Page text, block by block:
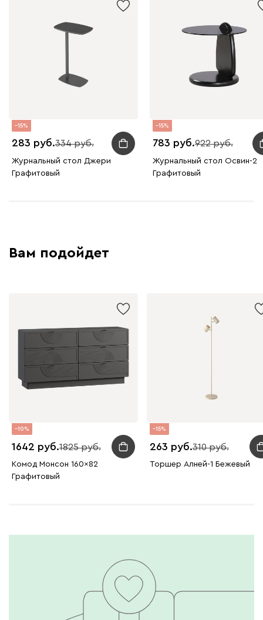
15
283 334
Журнальный стол Джери
Графитовый
15
783 922
Журнальный стол Освин-2
Графитовый
Вам подойдет
10
1642 1825
Комод Монсон 160x82
Графитовый
15
263 310
Торшер Алней-1 Бежевый